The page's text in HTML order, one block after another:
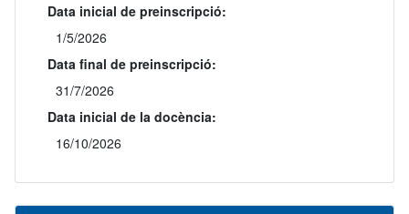
Data inicial de preinscripció:
1/5/2026
Data final de preinscripció:
31/7/2026
Data inicial de la docència:
16/10/2026